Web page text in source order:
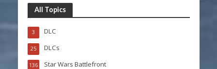
All Topics
DLC
3
DLCs
25
Star Wars Battlefront
136